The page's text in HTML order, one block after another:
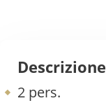
Descrizione
2 pers.